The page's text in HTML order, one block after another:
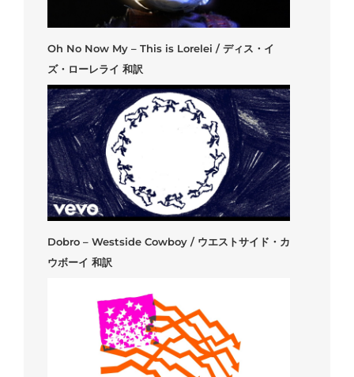
Oh No Now My – This is Lorelei / ディス・イ
ズ・ローレライ 和訳
Dobro – Westside Cowboy / ウエストサイド・カ
ウボーイ 和訳